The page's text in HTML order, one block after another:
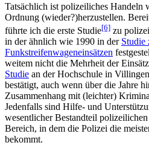
Tatsächlich ist polizeiliches Handeln
Ordnung (wieder?)herzustellen.
führte ich die erste Studie[6] zu
in der ähnlich wie 1990 in der Studie
Funkstreifenwageneinsätzen
weitem nicht die Mehrheit der
Studie an der Hochschule in
bestätigt, auch wenn über die Jahre
Zusammenhang mit (leichter)
Jedenfalls sind Hilfe- und
wesentlicher Bestandteil
Bereich, in dem die Polizei die
bekommt.